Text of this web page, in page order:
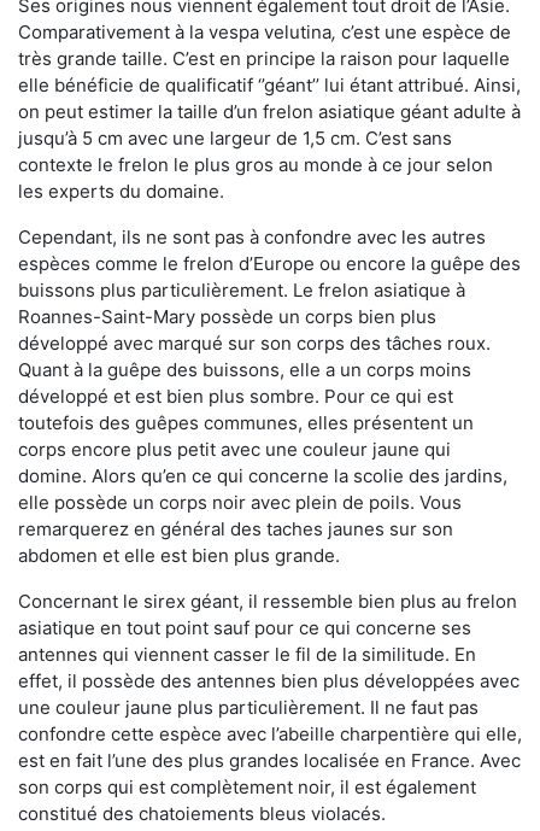
Ses origines nous viennent également tout droit de l’Asie.
Comparativement à la vespa velutina, c’est une espèce de
très grande taille. C’est en principe la raison pour laquelle
elle bénéficie de qualificatif ‘’géant’’ lui étant attribué. Ainsi,
on peut estimer la taille d’un frelon asiatique géant adulte à
jusqu’à 5 cm avec une largeur de 1,5 cm. C’est sans
contexte le frelon le plus gros au monde à ce jour selon
les experts du domaine.
Cependant, ils ne sont pas à confondre avec les autres
espèces comme le frelon d’Europe ou encore la guêpe des
buissons plus particulièrement. Le frelon asiatique à
Roannes-Saint-Mary possède un corps bien plus
développé avec marqué sur son corps des tâches roux.
Quant à la guêpe des buissons, elle a un corps moins
développé et est bien plus sombre. Pour ce qui est
toutefois des guêpes communes, elles présentent un
corps encore plus petit avec une couleur jaune qui
domine. Alors qu’en ce qui concerne la scolie des jardins,
elle possède un corps noir avec plein de poils. Vous
remarquerez en général des taches jaunes sur son
abdomen et elle est bien plus grande.
Concernant le sirex géant, il ressemble bien plus au frelon
asiatique en tout point sauf pour ce qui concerne ses
antennes qui viennent casser le fil de la similitude. En
effet, il possède des antennes bien plus développées avec
une couleur jaune plus particulièrement. Il ne faut pas
confondre cette espèce avec l’abeille charpentière qui elle,
est en fait l’une des plus grandes localisée en France. Avec
son corps qui est complètement noir, il est également
constitué des chatoiements bleus violacés.